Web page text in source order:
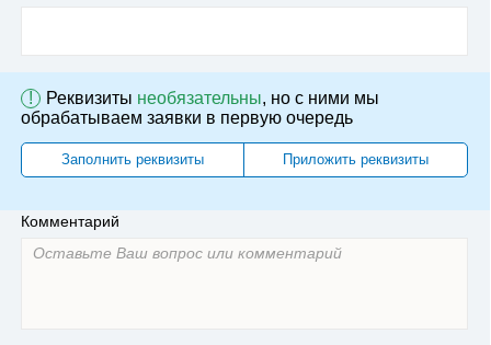
! Реквизиты необязательны, но с ними мы
обрабатываем заявки в первую очередь
Заполнить реквизиты Приложить реквизиты
Комментарий